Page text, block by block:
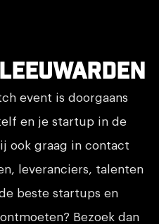
event is doorgaans
en je startup in de
ook graag in contact
leveranciers, talenten
beste startups en
Bezoek dan